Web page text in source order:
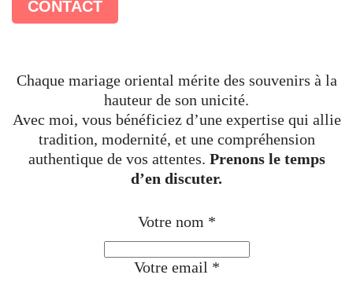
CONTACT
Chaque mariage oriental mérite des souvenirs à la
hauteur de son unicité.
Avec moi, vous bénéficiez d’une expertise qui allie
tradition, modernité, et une compréhension
authentique de vos attentes. Prenons le temps
d’en discuter.
Votre nom *
Votre email *